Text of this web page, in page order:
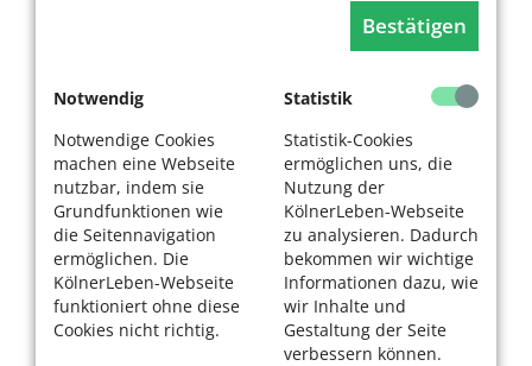
Bestätigen
Notwendig
Notwendige Cookies
machen eine Webseite
nutzbar, indem sie
Grundfunktionen wie
die Seitennavigation
ermöglichen. Die
KölnerLeben-Webseite
funktioniert ohne diese
Cookies nicht richtig.
Statistik
Statistik-Cookies
ermöglichen uns, die
Nutzung der
KölnerLeben-Webseite
zu analysieren. Dadurch
bekommen wir wichtige
Informationen dazu, wie
wir Inhalte und
Gestaltung der Seite
verbessern können.